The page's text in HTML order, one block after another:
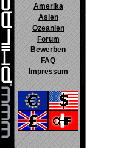
Amerika
Asien
Ozeanien
Forum
Bewerben
FAQ
Impressum